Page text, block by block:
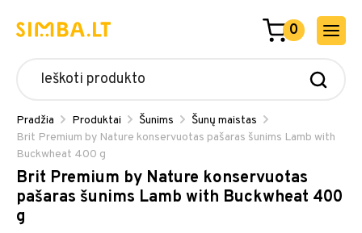
0
Pradžia Produktai Šunims
Šunų maistas
Brit Premium by Nature konservuotas pašaras šunims Lamb with
Buckwheat 400 g
Brit Premium by Nature konservuotas
pašaras šunims Lamb with Buckwheat 400
g